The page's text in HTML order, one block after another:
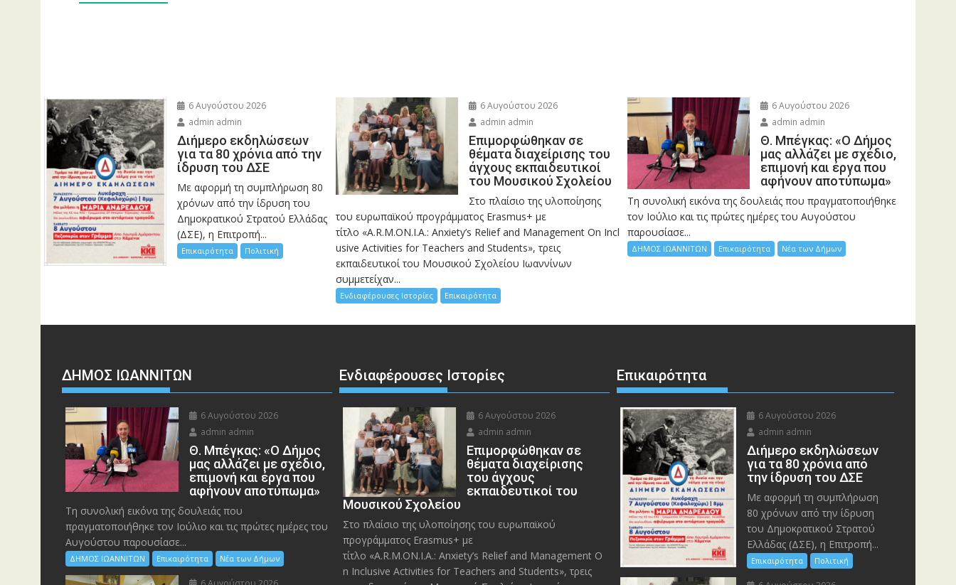
6 Αυγούστου 2026
admin admin
Διήμερο εκδηλώσεων
για τα 80 χρόνια από την
ίδρυση του ΔΣΕ
Με αφορμή τη συμπλήρωση 80
χρόνων από την ίδρυση του
Δημοκρατικού Στρατού Ελλάδας
(ΔΣΕ), η Επιτροπή...
Επικαιρότητα Πολιτική
6 Αυγούστου 2026
admin admin
Eπιμορφώθηκαν σε
θέματα διαχείρισης του
άγχους εκπαιδευτικοί
του Μουσικού Σχολείου
Στο πλαίσιο της υλοποίησης
του ευρωπαϊκού προγράμματος Erasmus+ με
τίτλο «A.R.M.ON.I.A.: Anxiety’s Relief and Management On Incl
usive Activities for Teachers and Students», τρεις
εκπαιδευτικοί του Μουσικού Σχολείου Ιωαννίνων
συμμετείχαν...
Ενδιαφέρουσες Ιστορίες Επικαιρότητα
6 Αυγούστου 2026
admin admin
Θ. Μπέγκας: «Ο Δήμος
μας αλλάζει με σχέδιο,
επιμονή και έργα που
αφήνουν αποτύπωμα»
Τη συνολική εικόνα της δουλειάς που πραγματοποιήθηκε
τον Ιούλιο και τις πρώτες ημέρες του Αυγούστου
παρουσίασε...
ΔΗΜΟΣ ΙΩΑΝΝΙΤΩΝ Επικαιρότητα Νέα των Δήμων
ΔΗΜΟΣ ΙΩΑΝΝΙΤΩΝ
6 Αυγούστου 2026
admin admin
Θ. Μπέγκας: «Ο Δήμος
μας αλλάζει με σχέδιο,
επιμονή και έργα που
αφήνουν αποτύπωμα»
Τη συνολική εικόνα της δουλειάς που
πραγματοποιήθηκε τον Ιούλιο και τις πρώτες ημέρες του
Αυγούστου παρουσίασε...
ΔΗΜΟΣ ΙΩΑΝΝΙΤΩΝ Επικαιρότητα Νέα των Δήμων
Ενδιαφέρουσες Ιστορίες
6 Αυγούστου 2026
admin admin
Eπιμορφώθηκαν σε
θέματα διαχείρισης
του άγχους
εκπαιδευτικοί του
Μουσικού Σχολείου
Στο πλαίσιο της υλοποίησης του ευρωπαϊκού
προγράμματος Erasmus+ με
τίτλο «A.R.M.ON.I.A.: Anxiety’s Relief and Management O
n Inclusive Activities for Teachers and Students», τρεις
Επικαιρότητα
6 Αυγούστου 2026
admin admin
Διήμερο εκδηλώσεων
για τα 80 χρόνια από
την ίδρυση του ΔΣΕ
Με αφορμή τη συμπλήρωση
80 χρόνων από την ίδρυση
του Δημοκρατικού Στρατού
Ελλάδας (ΔΣΕ), η Επιτροπή...
Επικαιρότητα Πολιτική